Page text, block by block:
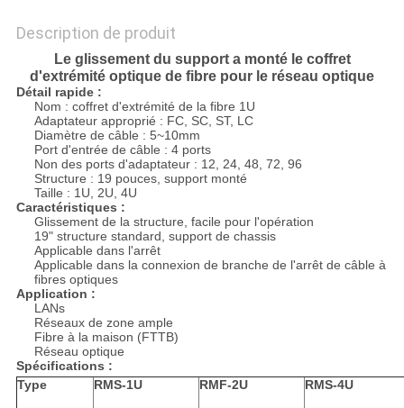
Description de produit
Le glissement du support a monté le coffret
d'extrémité optique de fibre pour le réseau optique
Détail rapide :
Nom : coffret d'extrémité de la fibre 1U
Adaptateur approprié : FC, SC, ST, LC
Diamètre de câble : 5~10mm
Port d'entrée de câble : 4 ports
Non des ports d'adaptateur : 12, 24, 48, 72, 96
Structure : 19 pouces, support monté
Taille : 1U, 2U, 4U
Caractéristiques :
Glissement de la structure, facile pour l'opération
19" structure standard, support de chassis
Applicable dans l'arrêt
Applicable dans la connexion de branche de l'arrêt de câble à
fibres optiques
Application :
LANs
Réseaux de zone ample
Fibre à la maison (FTTB)
Réseau optique
Spécifications :
Type
RMS-1U RMF-2U RMS-4U